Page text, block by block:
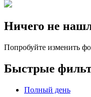
Ничего не
Попробуйте изменить
Быстрые
Полный день